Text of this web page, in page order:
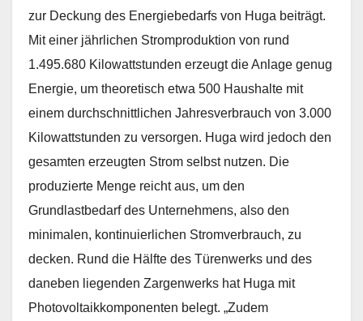
zur Deckung des Energiebedarfs von Huga beiträgt.
Mit einer jährlichen Stromproduktion von rund
1.495.680 Kilowattstunden erzeugt die Anlage genug
Energie, um theoretisch etwa 500 Haushalte mit
einem durchschnittlichen Jahresverbrauch von 3.000
Kilowattstunden zu versorgen. Huga wird jedoch den
gesamten erzeugten Strom selbst nutzen. Die
produzierte Menge reicht aus, um den
Grundlastbedarf des Unternehmens, also den
minimalen, kontinuierlichen Stromverbrauch, zu
decken. Rund die Hälfte des Türenwerks und des
daneben liegenden Zargenwerks hat Huga mit
Photovoltaikkomponenten belegt. „Zudem